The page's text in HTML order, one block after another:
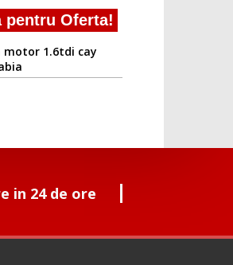
pentru Oferta!
1.6tdi cay
in 24 de ore